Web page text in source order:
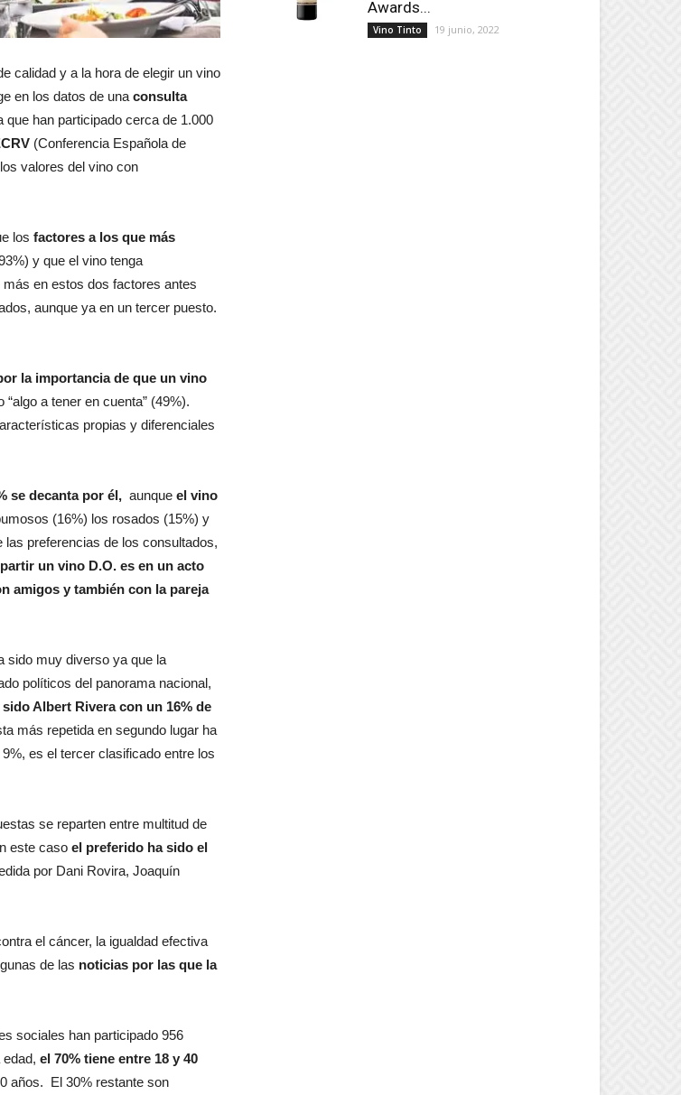
calidad y a la hora de elegir un vino
en los datos de una consulta
que han participado cerca de 1.000
(Conferencia Española de
valores del vino con
los factores a los que más
y que el vino tenga
en estos dos factores antes
aunque ya en un tercer puesto.
la importancia de que un vino
a tener en cuenta” (49%).
propias y diferenciales
se decanta por él, aunque el vino
(16%) los rosados (15%) y
preferencias de los consultados,
un vino D.O. es en un acto
amigos y también con la pareja
sido muy diverso ya que la
políticos del panorama nacional,
Albert Rivera con un 16% de
más repetida en segundo lugar ha
es el tercer clasificado entre los
se reparten entre multitud de
este caso el preferido ha sido el
por Dani Rovira, Joaquín
el cáncer, la igualdad efectiva
de las noticias por las que la
sociales han participado 956
el 70% tiene entre 18 y 40
años. El 30% restante son
Awards...
Vino Tinto 19 junio, 2022